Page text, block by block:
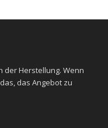
der Herstellung. Wenn
das Angebot zu